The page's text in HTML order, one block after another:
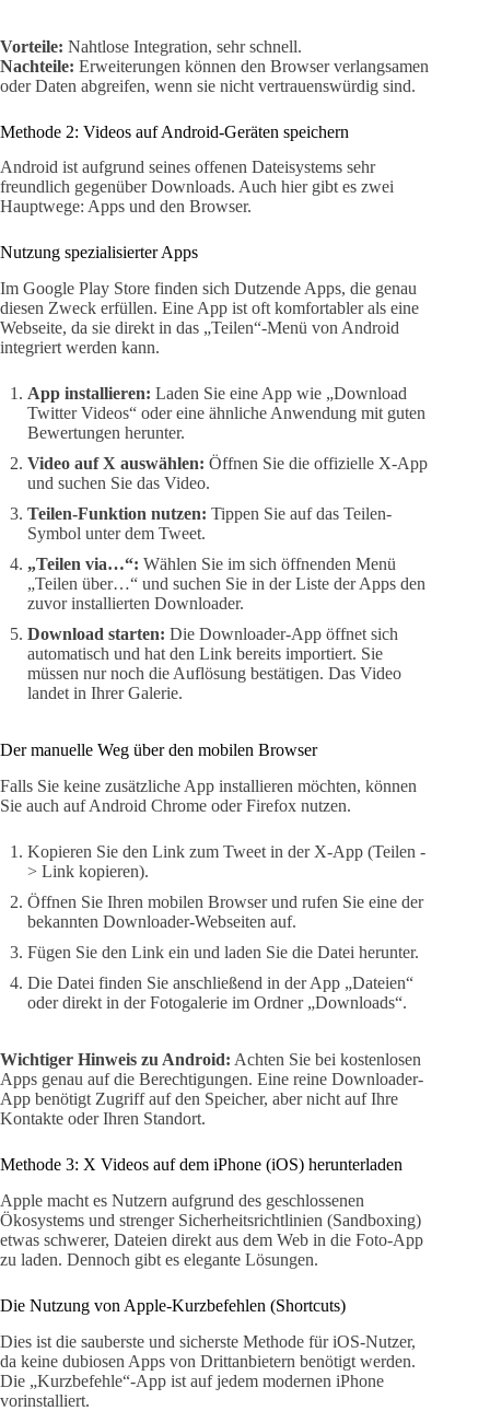
Vorteile: Nahtlose Integration, sehr schnell.
Nachteile: Erweiterungen können den Browser verlangsamen
oder Daten abgreifen, wenn sie nicht vertrauenswürdig sind.
Methode 2: Videos auf Android-Geräten speichern
Android ist aufgrund seines offenen Dateisystems sehr
freundlich gegenüber Downloads. Auch hier gibt es zwei
Hauptwege: Apps und den Browser.
Nutzung spezialisierter Apps
Im Google Play Store finden sich Dutzende Apps, die genau
diesen Zweck erfüllen. Eine App ist oft komfortabler als eine
Webseite, da sie direkt in das „Teilen“-Menü von Android
integriert werden kann.
App installieren: Laden Sie eine App wie „Download
Twitter Videos“ oder eine ähnliche Anwendung mit guten
Bewertungen herunter.
Video auf X auswählen: Öffnen Sie die offizielle X-App
und suchen Sie das Video.
Teilen-Funktion nutzen: Tippen Sie auf das Teilen-
Symbol unter dem Tweet.
„Teilen via…“: Wählen Sie im sich öffnenden Menü
„Teilen über…“ und suchen Sie in der Liste der Apps den
zuvor installierten Downloader.
Download starten: Die Downloader-App öffnet sich
automatisch und hat den Link bereits importiert. Sie
müssen nur noch die Auflösung bestätigen. Das Video
landet in Ihrer Galerie.
Der manuelle Weg über den mobilen Browser
Falls Sie keine zusätzliche App installieren möchten, können
Sie auch auf Android Chrome oder Firefox nutzen.
Kopieren Sie den Link zum Tweet in der X-App (Teilen -
> Link kopieren).
Öffnen Sie Ihren mobilen Browser und rufen Sie eine der
bekannten Downloader-Webseiten auf.
Fügen Sie den Link ein und laden Sie die Datei herunter.
Die Datei finden Sie anschließend in der App „Dateien“
oder direkt in der Fotogalerie im Ordner „Downloads“.
Wichtiger Hinweis zu Android: Achten Sie bei kostenlosen
Apps genau auf die Berechtigungen. Eine reine Downloader-
App benötigt Zugriff auf den Speicher, aber nicht auf Ihre
Kontakte oder Ihren Standort.
Methode 3: X Videos auf dem iPhone (iOS) herunterladen
Apple macht es Nutzern aufgrund des geschlossenen
Ökosystems und strenger Sicherheitsrichtlinien (Sandboxing)
etwas schwerer, Dateien direkt aus dem Web in die Foto-App
zu laden. Dennoch gibt es elegante Lösungen.
Die Nutzung von Apple-Kurzbefehlen (Shortcuts)
Dies ist die sauberste und sicherste Methode für iOS-Nutzer,
da keine dubiosen Apps von Drittanbietern benötigt werden.
Die „Kurzbefehle“-App ist auf jedem modernen iPhone
vorinstalliert.